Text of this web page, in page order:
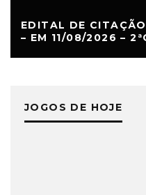
EDITAL DE
– EM 11/08/2026 –
JOGOS DE HOJE